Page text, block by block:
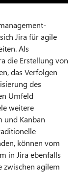
Jira für agile
Als
die Erstellung von
das Verfolgen
des
Umfeld
weitere
und Kanban
können vom
in Jira ebenfalls
zwischen agilem